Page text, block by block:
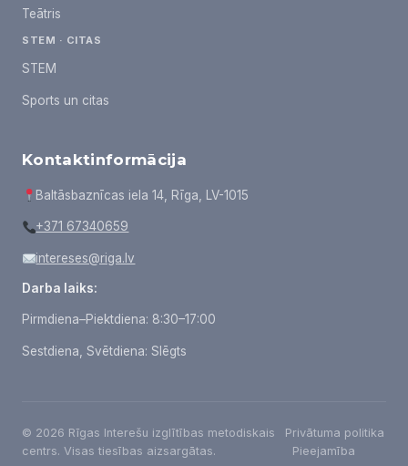
Teātris
STEM · CITAS
STEM
Sports un citas
Kontaktinformācija
Baltāsbaznīcas iela 14, Rīga, LV-1015
+371 67340659
intereses@riga.lv
Darba laiks:
Pirmdiena–Piektdiena: 8:30–17:00
Sestdiena, Svētdiena: Slēgts
© 2026 Rīgas Interešu izglītības metodiskais
centrs. Visas tiesības aizsargātas.
Privātuma politika
Pieejamība